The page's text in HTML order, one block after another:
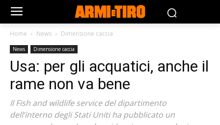
Home News Dimensione caccia
News Dimensione caccia
Usa: per gli acquatici, anche il
rame non va bene
Il Fish and wildlife service del dipartimento
dell’interno degli Stati Uniti ha pubblicato un